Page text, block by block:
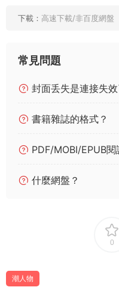
下載： 高速下載/非百度網盤
常見問題
封面丢失是連接失效
書籍雜誌的格式？
PDF/MOBI/EPUB閱
什麼網盤？
0
潮人物